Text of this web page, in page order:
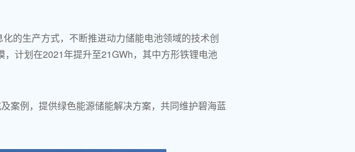
的生产方式，不断推进动力储能电池领域的技术创
计划在2021年提升至21GWh，其中方形铁锂电池
案例，提供绿色能源储能解决方案，共同维护碧海蓝